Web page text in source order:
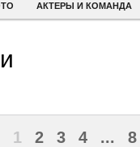
АКТЕРЫ И КОМАНДА
1 2 3 4 ... 8